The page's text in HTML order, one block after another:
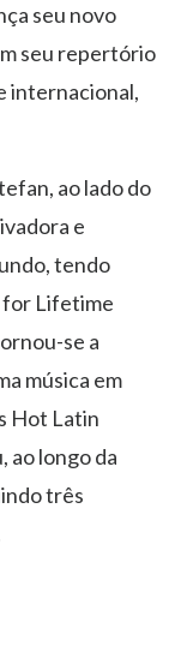
seu novo
seu repertório
internacional,
ao lado do
e
tendo
for Lifetime
se a
música em
Hot Latin
ao longo da
três